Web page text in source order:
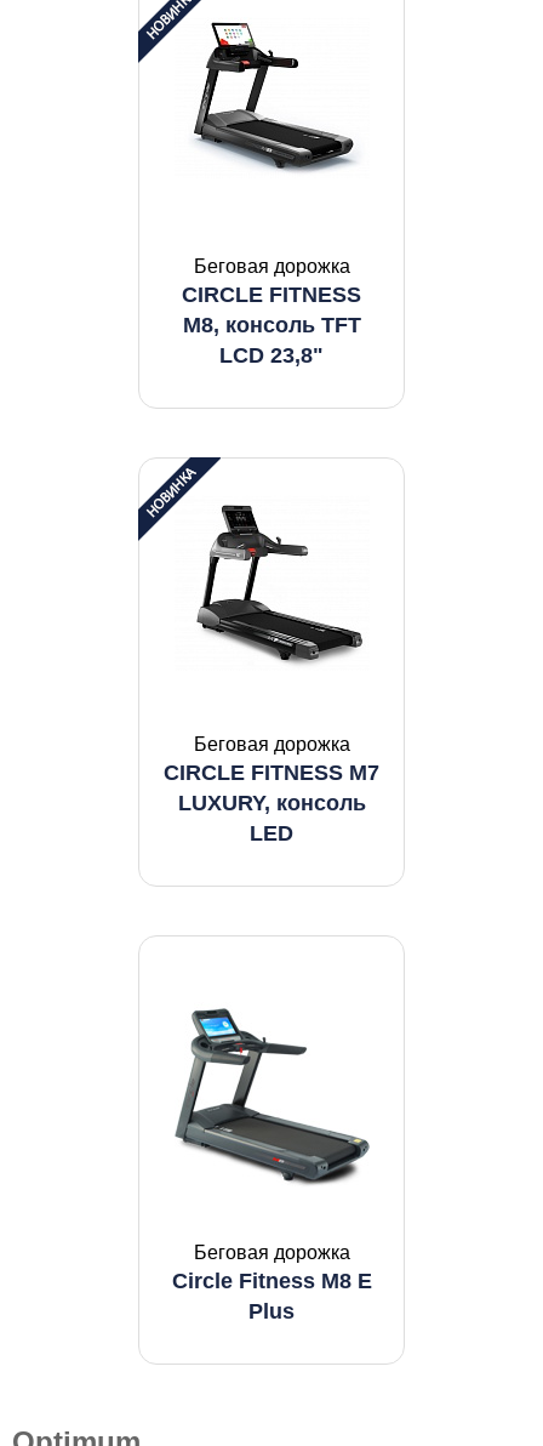
Беговая дорожка
CIRCLE FITNESS
M8, консоль TFT
LCD 23,8"
Беговая дорожка
CIRCLE FITNESS M7
LUXURY, консоль
LED
Беговая дорожка
Circle Fitness M8 E
Plus